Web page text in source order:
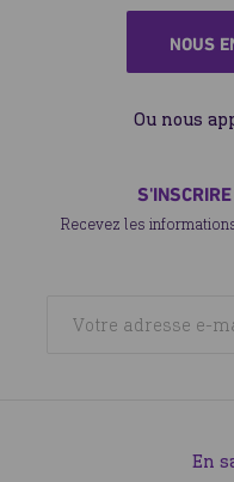
NOUS
Ou nous
Recevez les
En